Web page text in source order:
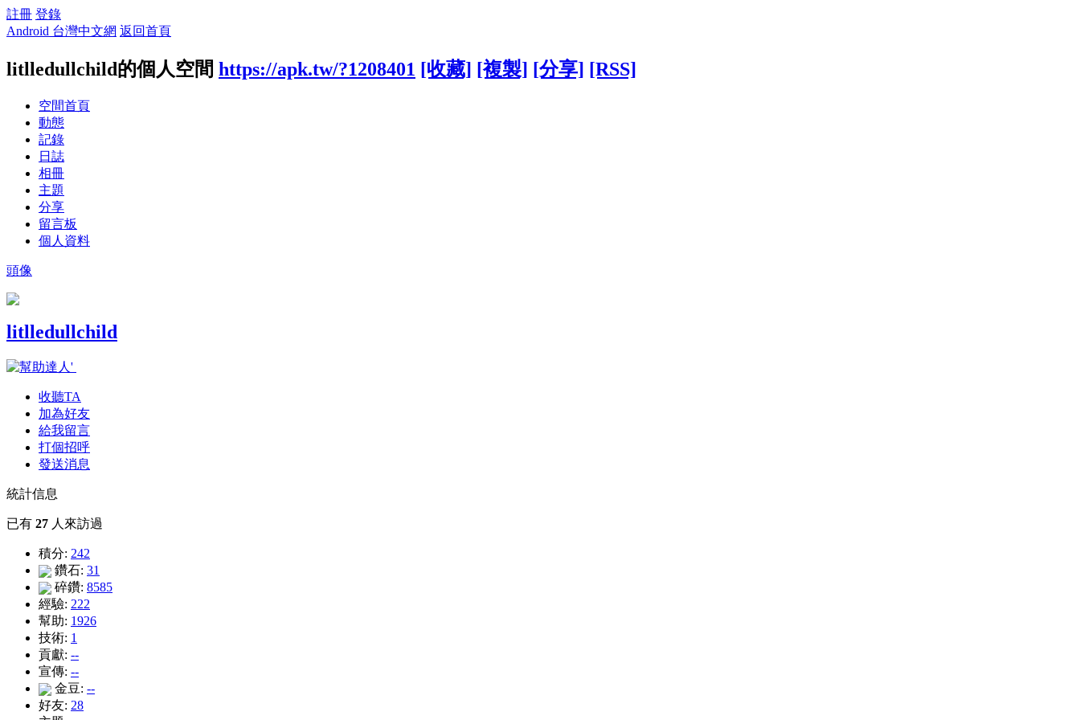
註冊 登錄
Android 台灣中文網 返回首頁
litlledullchild的個人空間 https://apk.tw/?1208401 [收藏] [複製] [分享] [RSS]
空間首頁
動態
記錄
日誌
相冊
主題
分享
留言板
個人資料
頭像
litlledullchild
收聽TA
加為好友
給我留言
打個招呼
發送消息
統計信息
已有 27 人來訪過
積分: 242
鑽石: 31
碎鑽: 8585
經驗: 222
幫助: 1926
技術: 1
貢獻: --
宣傳: --
金豆: --
好友: 28